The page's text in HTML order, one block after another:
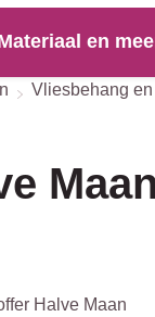
en
Vliesbehang
Maan